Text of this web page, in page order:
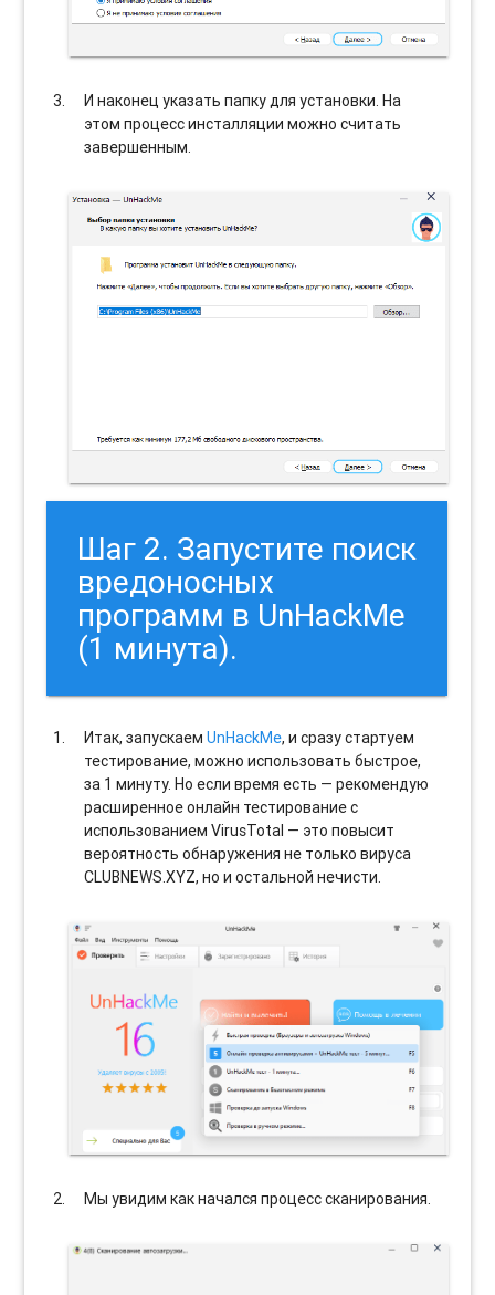
И наконец указать папку для установки. На
этом процесс инсталляции можно считать
завершенным.
Шаг 2. Запустите поиск
вредоносных
программ в UnHackMe
(1 минута).
Итак, запускаемUnHackMe, и сразу стартуем
тестирование, можно использовать быстрое,
за 1 минуту. Но если время есть — рекомендую
расширенное онлайн тестирование с
использованием VirusTotal — это повысит
вероятность обнаружения не только вируса
CLUBNEWS.XYZ, но и остальной нечисти.
Мы увидим как начался процесс сканирования.